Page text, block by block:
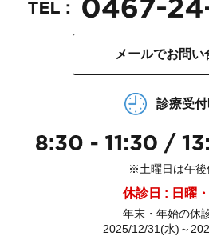
メールでお問い
診療受付
※土曜日は午後
休診日 : 日曜
年末・年始の休
2025/12/31(水)～